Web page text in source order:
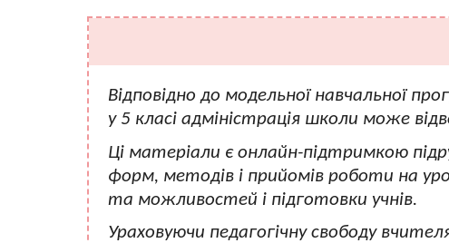
Відповідно до модельної навчальної
у 5 класі адміністрація школи може
Ці матеріали є онлайн-підтримкою
форм, методів і прийомів роботи на
та можливостей і підготовки учнів.
Ураховуючи педагогічну свободу